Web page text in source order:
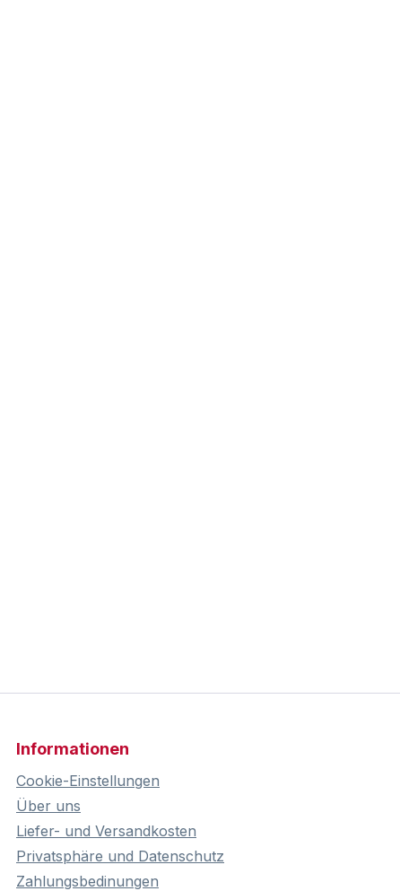
Informationen
Cookie-Einstellungen
Über uns
Liefer- und Versandkosten
Privatsphäre und Datenschutz
Zahlungsbedinungen